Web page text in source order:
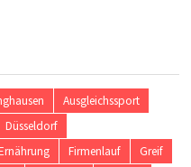
Ausgleichssport
Düsseldorf
Firmenlauf
Greif